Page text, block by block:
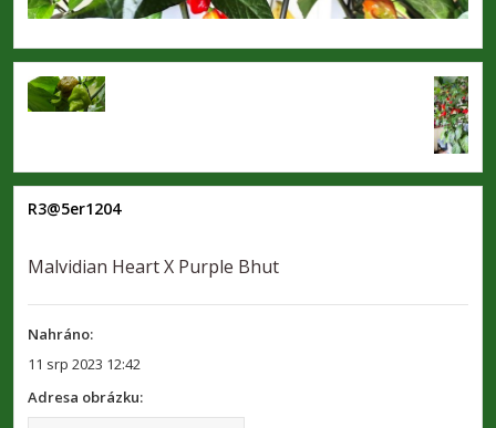
R3@5er1204
Malvidian Heart X Purple Bhut
Nahráno:
11 srp 2023 12:42
Adresa obrázku: